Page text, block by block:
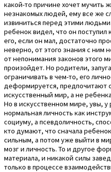
какой-то причине хочет мучить
незнакомых людей, ему все же
извиниться перед этими
ребенок видел, что он поступил
его, если он мал, достаточно
неверно, от этого знания с ним
от непонимания законов этого
произойдет. Но родители,
ограничивать в чем-то, его
деформируется, предпочитают
искусственный мир, а не
Но в искусственном мире, увы, у
нормальная личность как
социуму, а псевдоличность,
кто думают, что сначала
сильным, а потом уже выйти в
мозг и личность. То и другое
материала, и никакой силы
только в процессе